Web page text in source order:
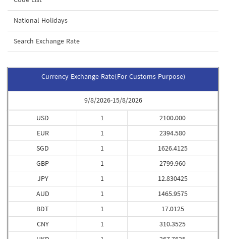
National Holidays
Search Exchange Rate
Currency Exchange Rate(For Customs Purpose)
9/8/2026-15/8/2026
USD
EUR
SGD
GBP
JPY
AUD
BDT
CNY
1
1
1
1
1
1
1
1
2100.000
2394.580
1626.4125
2799.960
12.830425
1465.9575
17.0125
310.3525